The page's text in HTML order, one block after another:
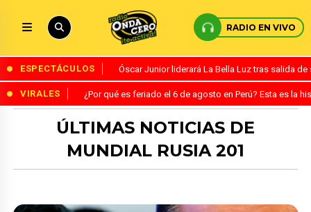
RADIO EN VIVO
ESPECTÁCULOS Óscar Junior liderará La Bella Luz tras salida
VIRALES ¿Por qué es feriado el 6 de agosto en Perú? Esta es la
ÚLTIMAS NOTICIAS DE
MUNDIAL RUSIA 201